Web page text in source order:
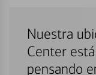
Nuestra
Center
pensando